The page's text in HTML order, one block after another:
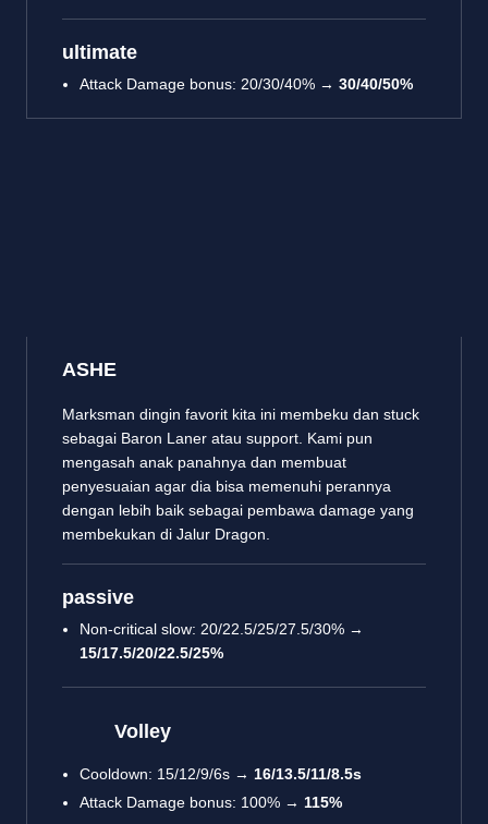
ultimate
Attack Damage bonus: 20/30/40% → 30/40/50%
ASHE
Marksman dingin favorit kita ini membeku dan stuck
sebagai Baron Laner atau support. Kami pun
mengasah anak panahnya dan membuat
penyesuaian agar dia bisa memenuhi perannya
dengan lebih baik sebagai pembawa damage yang
membekukan di Jalur Dragon.
passive
Non-critical slow: 20/22.5/25/27.5/30% →
15/17.5/20/22.5/25%
Volley
Cooldown: 15/12/9/6s → 16/13.5/11/8.5s
Attack Damage bonus: 100% → 115%